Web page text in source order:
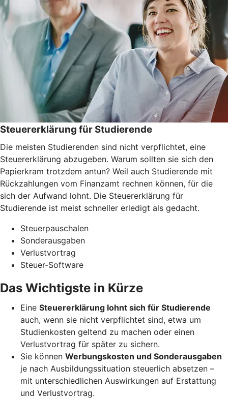
Steuererklärung für Studierende
Die meisten Studierenden sind nicht verpflichtet, eine
Steuererklärung abzugeben. Warum sollten sie sich den
Papierkram trotzdem antun? Weil auch Studierende mit
Rückzahlungen vom Finanzamt rechnen können, für die
sich der Aufwand lohnt. Die Steuererklärung für
Studierende ist meist schneller erledigt als gedacht.
Steuerpauschalen
Sonderausgaben
Verlustvortrag
Steuer-Software
Das Wichtigste in Kürze
Eine Steuererklärung lohnt sich für Studierende
auch, wenn sie nicht verpflichtet sind, etwa um
Studienkosten geltend zu machen oder einen
Verlustvortrag für später zu sichern.
Sie können Werbungskosten und Sonderausgaben
je nach Ausbildungssituation steuerlich absetzen –
mit unterschiedlichen Auswirkungen auf Erstattung
und Verlustvortrag.